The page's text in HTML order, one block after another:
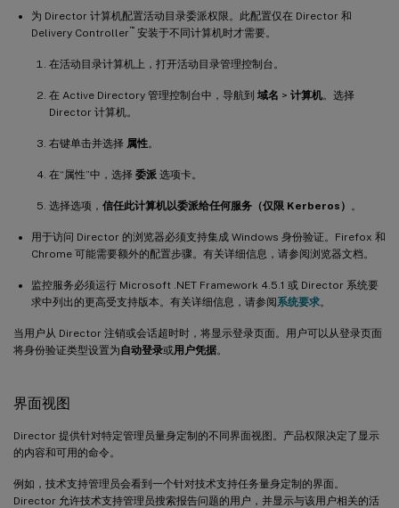
为 Director 计算机配置活动目录委派权限。此配置仅在 Director 和
Delivery Controller™ 安装于不同计算机时才需要。
在活动目录计算机上，打开活动目录管理控制台。
在 Active Directory 管理控制台中，导航到 域名 > 计算机。选择
Director 计算机。
右键单击并选择 属性。
在“属性”中，选择 委派 选项卡。
选择选项， 信任此计算机以委派给任何服务（仅限 Kerberos） 。
用于访问 Director 的浏览器必须支持集成 Windows 身份验证。Firefox 和
Chrome 可能需要额外的配置步骤。有关详细信息，请参阅浏览器文档。
监控服务必须运行 Microsoft .NET Framework 4.5.1 或 Director 系统要
求中列出的更高受支持版本。有关详细信息，请参阅系统要求。
当用户从 Director 注销或会话超时时，将显示登录页面。用户可以从登录页面
将身份验证类型设置为自动登录或用户凭据。
界面视图
Director 提供针对特定管理员量身定制的不同界面视图。产品权限决定了显示
的内容和可用的命令。
例如，技术支持管理员会看到一个针对技术支持任务量身定制的界面。
Director 允许技术支持管理员搜索报告问题的用户，并显示与该用户相关的活